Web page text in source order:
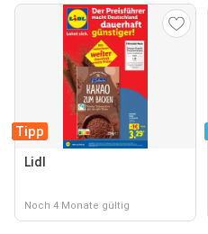
Tipp
Lidl
Noch 4 Monate gültig